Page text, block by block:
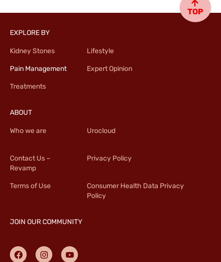
TOP
EXPLORE BY
Kidney Stones
Pain Management
Treatments
Lifestyle
Expert Opinion
ABOUT
Who we are
Contact Us –
Revamp
Terms of Use
Urocloud
Privacy Policy
Consumer Health Data Privacy
Policy
JOIN OUR COMMUNITY